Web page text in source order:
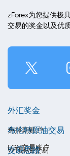
zForex为您提供极
交易的奖金以及优
外汇奖金
免掉期账户
ECN交易账户
布伦特原油交易
WTI原油交易
交易思路